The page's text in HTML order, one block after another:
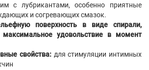
с лубрикантами, особенно приятные
и согревающих смазок.
поверхность в виде спирали,
максимальное удовольствие в момент
свойства: для стимуляции интимных